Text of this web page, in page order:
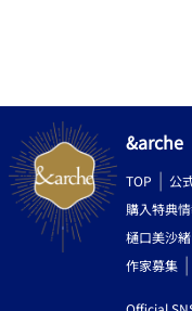
&arche
TOP 公
購入特典
樋口美沙
作家募集